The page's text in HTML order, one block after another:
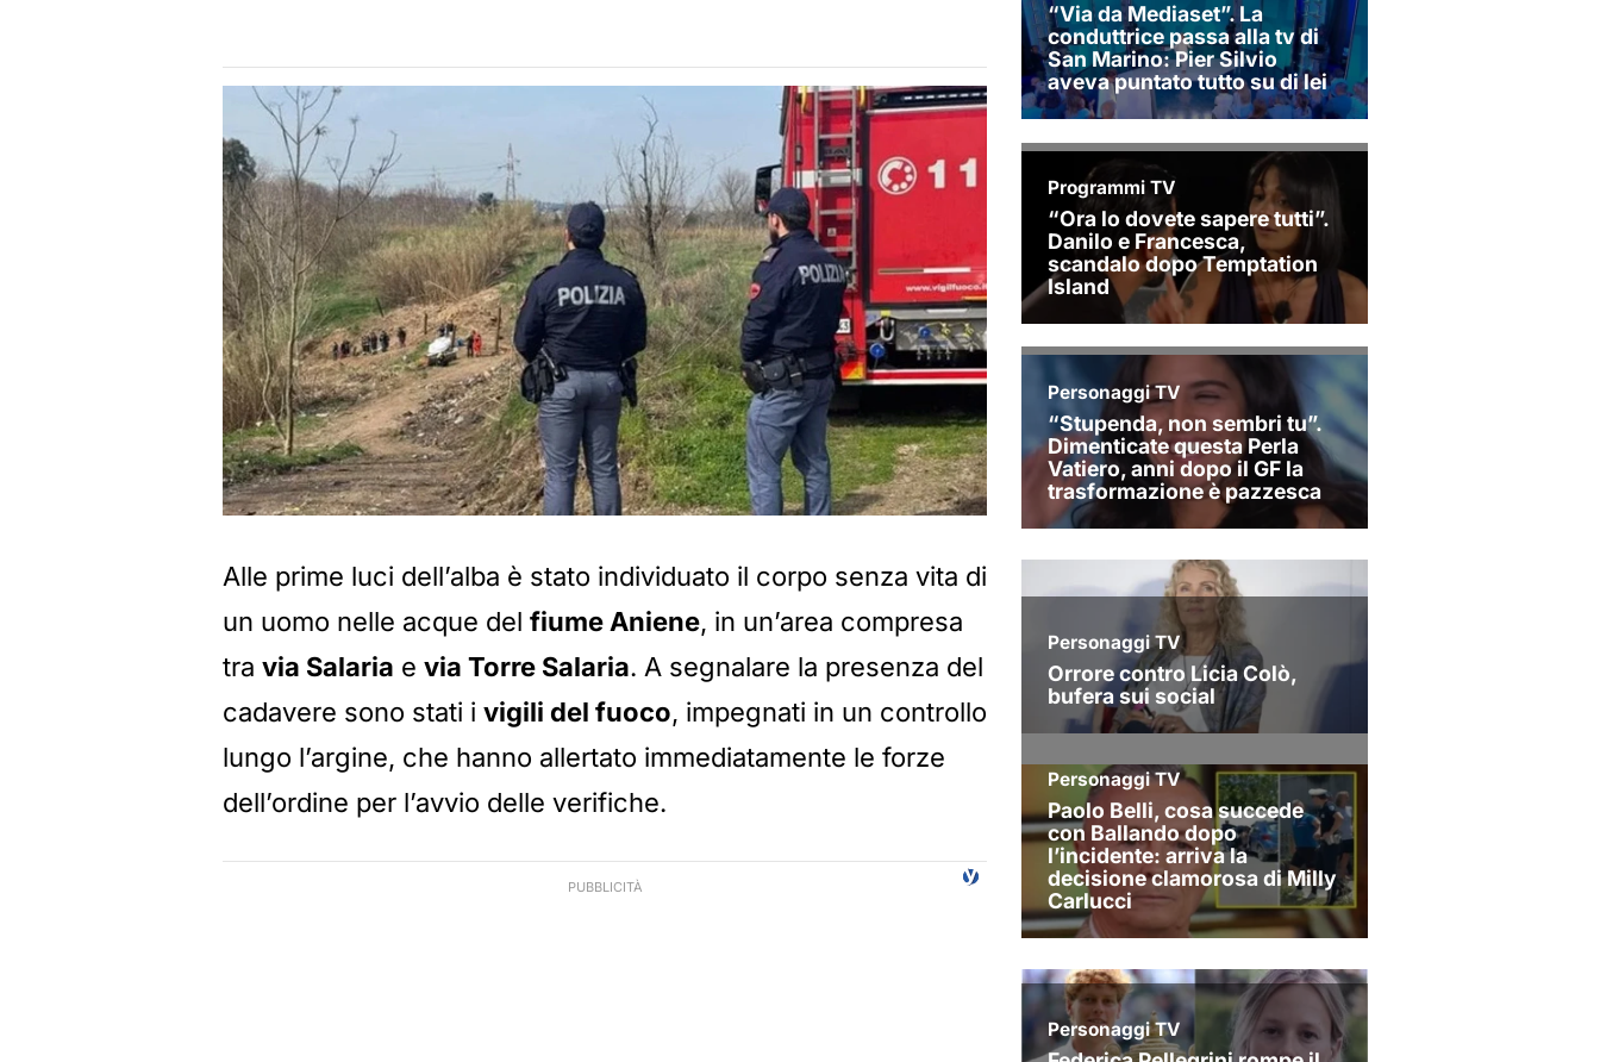
Alle prime luci dell’alba è stato individuato il corpo senza vita di
un uomo nelle acque del fiume Aniene, in un’area compresa
tra via Salaria e via Torre Salaria. A segnalare la presenza del
cadavere sono stati i vigili del fuoco, impegnati in un controllo
lungo l’argine, che hanno allertato immediatamente le forze
dell’ordine per l’avvio delle verifiche.